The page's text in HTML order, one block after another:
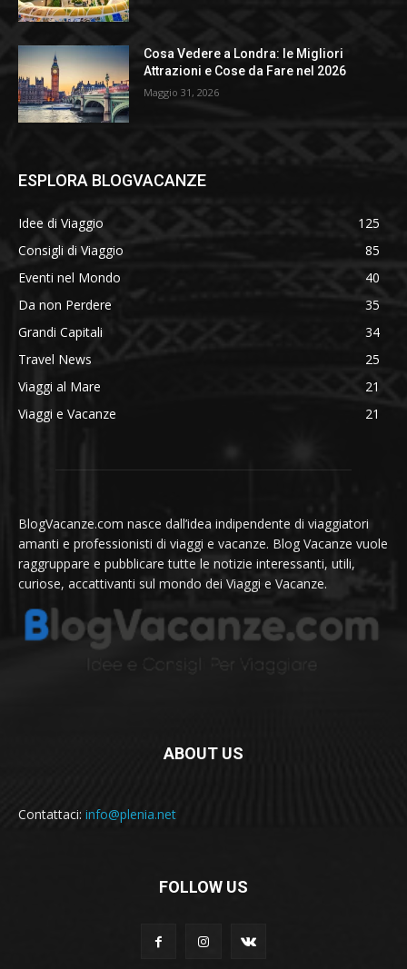
Cosa Vedere a Londra: le Migliori
Attrazioni e Cose da Fare nel 2026
Maggio 31, 2026
ESPLORA BLOGVACANZE
Idee di Viaggio
125
Consigli di Viaggio
85
Eventi nel Mondo
40
Da non Perdere
35
Grandi Capitali
34
Travel News
25
Viaggi al Mare
21
Viaggi e Vacanze
21
BlogVacanze.com nasce dall’idea indipendente di viaggiatori
amanti e professionisti di viaggi e vacanze. Blog Vacanze vuole
raggruppare e pubblicare tutte le notizie interessanti, utili,
curiose, accattivanti sul mondo dei Viaggi e Vacanze.
ABOUT US
Contattaci: info@plenia.net
FOLLOW US